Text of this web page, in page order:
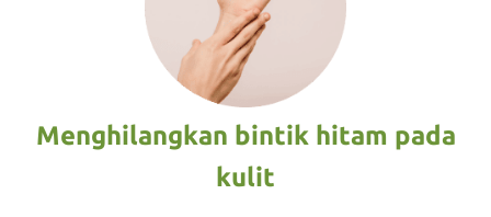
Menghilangkan bintik hitam pada
kulit